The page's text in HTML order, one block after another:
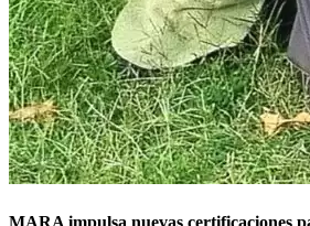
MARA impulsa nuevas certificaciones